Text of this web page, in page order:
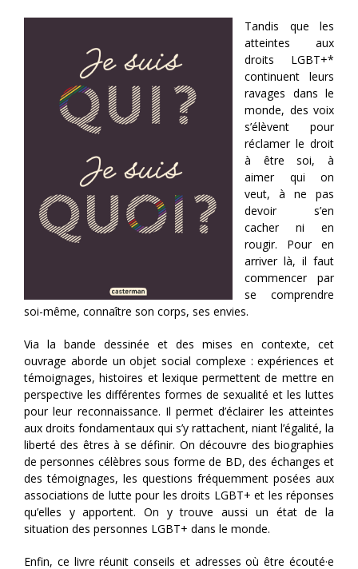
Tandis que les
atteintes aux
droits LGBT+*
continuent leurs
ravages dans le
monde, des voix
s’élèvent pour
réclamer le droit
à être soi, à
aimer qui on
veut, à ne pas
devoir s’en
cacher ni en
rougir. Pour en
arriver là, il faut
commencer par
se comprendre
soi-même, connaître son corps, ses envies.
Via la bande dessinée et des mises en contexte, cet
ouvrage aborde un objet social complexe : expériences et
témoignages, histoires et lexique permettent de mettre en
perspective les différentes formes de sexualité et les luttes
pour leur reconnaissance. Il permet d’éclairer les atteintes
aux droits fondamentaux qui s’y rattachent, niant l’égalité, la
liberté des êtres à se définir. On découvre des biographies
de personnes célèbres sous forme de BD, des échanges et
des témoignages, les questions fréquemment posées aux
associations de lutte pour les droits LGBT+ et les réponses
qu’elles y apportent. On y trouve aussi un état de la
situation des personnes LGBT+ dans le monde.
Enfin, ce livre réunit conseils et adresses où être écouté·e